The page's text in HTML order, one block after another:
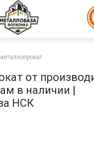
от
в наличии |
НСК